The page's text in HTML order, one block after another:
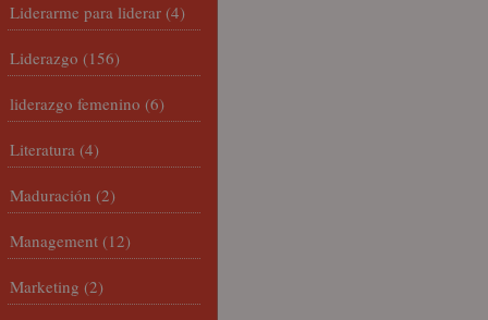
Liderarme para liderar (4)
Liderazgo (156)
liderazgo femenino (6)
Literatura (4)
Maduración (2)
Management (12)
Marketing (2)